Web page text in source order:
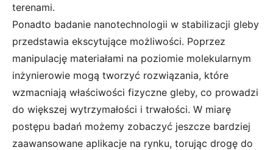
terenami.
Ponadto badanie nanotechnologii w stabilizacji gleby
przedstawia ekscytujące możliwości. Poprzez
manipulację materiałami na poziomie molekularnym
inżynierowie mogą tworzyć rozwiązania, które
wzmacniają właściwości fizyczne gleby, co prowadzi
do większej wytrzymałości i trwałości. W miarę
postępu badań możemy zobaczyć jeszcze bardziej
zaawansowane aplikacje na rynku, torując drogę do